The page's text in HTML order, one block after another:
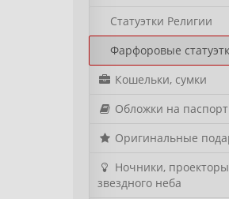
Статуэтки Религии
Фарфоровые
Кошельки, сумки
Обложки на паспорт
Оригинальные
Ночники, проекторы
звездного неба